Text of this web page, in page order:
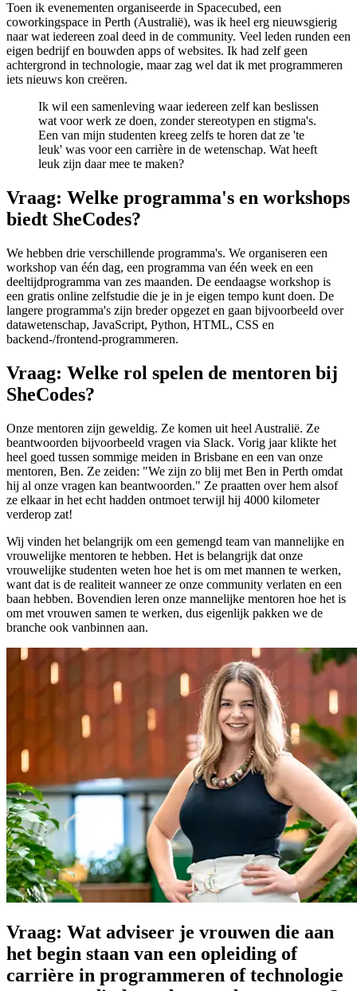
Toen ik evenementen organiseerde in Spacecubed, een
coworkingspace in Perth (Australië), was ik heel erg nieuwsgierig
naar wat iedereen zoal deed in de community. Veel leden runden een
eigen bedrijf en bouwden apps of websites. Ik had zelf geen
achtergrond in technologie, maar zag wel dat ik met programmeren
iets nieuws kon creëren.
Ik wil een samenleving waar iedereen zelf kan beslissen
wat voor werk ze doen, zonder stereotypen en stigma's.
Een van mijn studenten kreeg zelfs te horen dat ze 'te
leuk' was voor een carrière in de wetenschap. Wat heeft
leuk zijn daar mee te maken?
Vraag: Welke programma's en workshops
biedt SheCodes?
We hebben drie verschillende programma's. We organiseren een
workshop van één dag, een programma van één week en een
deeltijdprogramma van zes maanden. De eendaagse workshop is
een gratis online zelfstudie die je in je eigen tempo kunt doen. De
langere programma's zijn breder opgezet en gaan bijvoorbeeld over
datawetenschap, JavaScript, Python, HTML, CSS en
backend-/frontend-programmeren.
Vraag: Welke rol spelen de mentoren bij
SheCodes?
Onze mentoren zijn geweldig. Ze komen uit heel Australië. Ze
beantwoorden bijvoorbeeld vragen via Slack. Vorig jaar klikte het
heel goed tussen sommige meiden in Brisbane en een van onze
mentoren, Ben. Ze zeiden: "We zijn zo blij met Ben in Perth omdat
hij al onze vragen kan beantwoorden." Ze praatten over hem alsof
ze elkaar in het echt hadden ontmoet terwijl hij 4000 kilometer
verderop zat!
Wij vinden het belangrijk om een gemengd team van mannelijke en
vrouwelijke mentoren te hebben. Het is belangrijk dat onze
vrouwelijke studenten weten hoe het is om met mannen te werken,
want dat is de realiteit wanneer ze onze community verlaten en een
baan hebben. Bovendien leren onze mannelijke mentoren hoe het is
om met vrouwen samen te werken, dus eigenlijk pakken we de
branche ook vanbinnen aan.
Vraag: Wat adviseer je vrouwen die aan
het begin staan van een opleiding of
carrière in programmeren of technologie